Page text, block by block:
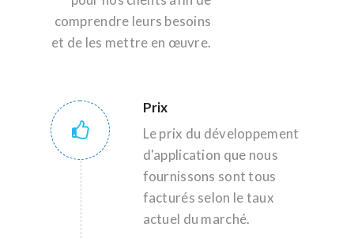
comprendre leurs besoins
et de les mettre en œuvre.
Prix
Le prix du développement
d'application que nous
fournissons sont tous
facturés selon le taux
actuel du marché.